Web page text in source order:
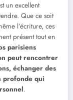
un excellent
Que ce soit
l’écriture, ces
présent tout en
parisiens
peut rencontrer
échanger des
profonde qui
.